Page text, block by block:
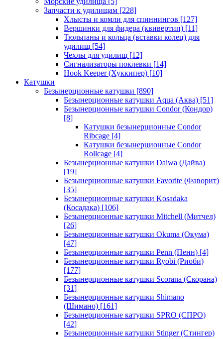
Запчасти к удилищам [228]
Хлысты и комли для спиннингов [127]
Вершинки для фидера (квивертип) [11]
Тюльпаны и кольца (вставки колец) для
удилищ [54]
Чехлы для удилищ [12]
Сигнализаторы поклевки [14]
Hook Keeper (Хуккипер) [10]
Катушки
Безынерционные катушки [890]
Безынерционные катушки Aqua (Аква) [51]
Безынерционные катушки Condor (Кондор)
[8]
Катушки безынерционные Condor
Ribcage [4]
Катушки безынерционные Condor
Rollcage [4]
Безынерционные катушки Daiwa (Дайва)
[19]
Безынерционные катушки Favorite (Фаворит)
[35]
Безынерционные катушки Kosadaka
(Косадака) [106]
Безынерционные катушки Mitchell (Митчел)
[26]
Безынерционные катушки Okuma (Окума)
[47]
Безынерционные катушки Penn (Пенн) [4]
Безынерционные катушки Ryobi (Риоби)
[177]
Безынерционные катушки Scorana (Скорана)
[31]
Безынерционные катушки Shimano
(Шимано) [161]
Безынерционные катушки SPRO (СПРО)
[42]
Безынерционные катушки Stinger (Стингер)